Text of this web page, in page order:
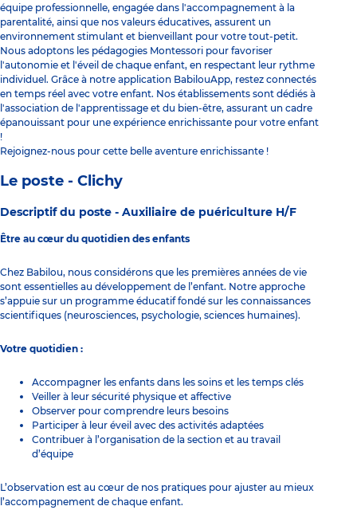
équipe professionnelle, engagée dans l'accompagnement à la
parentalité, ainsi que nos valeurs éducatives, assurent un
environnement stimulant et bienveillant pour votre tout-petit.
Nous adoptons les pédagogies Montessori pour favoriser
l'autonomie et l'éveil de chaque enfant, en respectant leur rythme
individuel. Grâce à notre application BabilouApp, restez connectés
en temps réel avec votre enfant. Nos établissements sont dédiés à
l'association de l'apprentissage et du bien-être, assurant un cadre
épanouissant pour une expérience enrichissante pour votre enfant
!
Rejoignez-nous pour cette belle aventure enrichissante !
Le poste - Clichy
Descriptif du poste - Auxiliaire de puériculture H/F
Être au cœur du quotidien des enfants
Chez Babilou, nous considérons que les premières années de vie
sont essentielles au développement de l’enfant. Notre approche
s’appuie sur un programme éducatif fondé sur les connaissances
scientifiques (neurosciences, psychologie, sciences humaines).
Votre quotidien :
Accompagner les enfants dans les soins et les temps clés
Veiller à leur sécurité physique et affective
Observer pour comprendre leurs besoins
Participer à leur éveil avec des activités adaptées
Contribuer à l’organisation de la section et au travail
d’équipe
L’observation est au cœur de nos pratiques pour ajuster au mieux
l’accompagnement de chaque enfant.